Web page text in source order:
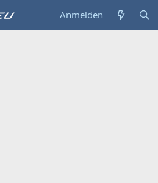
Anmelden